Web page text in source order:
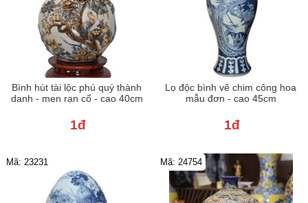
Bình hút tài lộc phú quý thành
danh - men rạn cổ - cao 40cm
1đ
Lọ độc bình vẽ chim công hoa
mẫu đơn - cao 45cm
1đ
Mã: 23231 Mã: 24754